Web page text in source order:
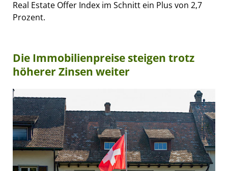
Real Estate Offer Index im Schnitt ein Plus von 2,7
Prozent.
Die Immobilienpreise steigen trotz
höherer Zinsen weiter